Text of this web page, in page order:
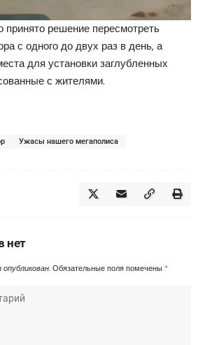
решение пересмотреть
с одного до двух раз в день, а
для установки заглубленных
с жителями.
Ужасы нашего мегаполиса
нет
Обязательные поля помечены *